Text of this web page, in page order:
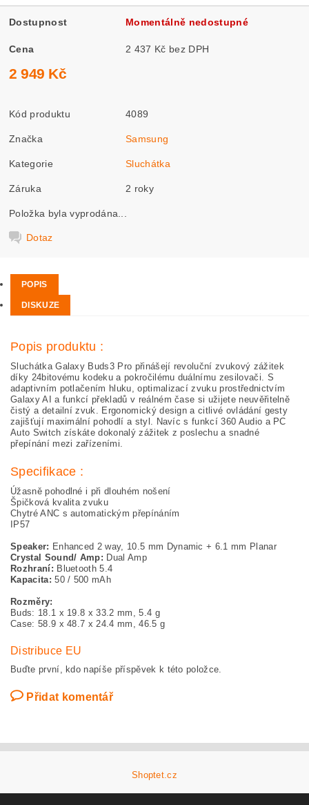
Dostupnost Momentálně nedostupné
Cena 2 437 Kč bez DPH
2 949 Kč
Kód produktu 4089
Značka Samsung
Kategorie Sluchátka
Záruka 2 roky
Položka byla vyprodána...
Dotaz
POPIS
DISKUZE
Popis produktu :
Sluchátka Galaxy Buds3 Pro přinášejí revoluční zvukový zážitek
díky 24bitovému kodeku a pokročilému duálnímu zesilovači. S
adaptivním potlačením hluku, optimalizací zvuku prostřednictvím
Galaxy AI a funkcí překladů v reálném čase si užijete neuvěřitelně
čistý a detailní zvuk. Ergonomický design a citlivé ovládání gesty
zajišťují maximální pohodlí a styl. Navíc s funkcí 360 Audio a PC
Auto Switch získáte dokonalý zážitek z poslechu a snadné
přepínání mezi zařízeními.
Specifikace :
Úžasně pohodlné i při dlouhém nošení
Špičková kvalita zvuku
Chytré ANC s automatickým přepínáním
IP57
Speaker: Enhanced 2 way, 10.5 mm Dynamic + 6.1 mm Planar
Crystal Sound/ Amp: Dual Amp
Rozhraní: Bluetooth 5.4
Kapacita:50 / 500 mAh
Rozměry:
Buds: 18.1 x 19.8 x 33.2 mm, 5.4 g
Case: 58.9 x 48.7 x 24.4 mm, 46.5 g
Distribuce EU
Buďte první, kdo napíše příspěvek k této položce.
Přidat komentář
Shoptet.cz